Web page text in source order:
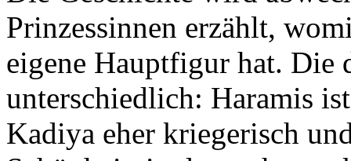
Prinzessinnen erzählt,
eigene Hauptfigur hat. Die
unterschiedlich: Haramis
Kadiya eher kriegerisch